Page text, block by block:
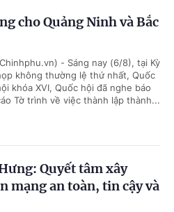
cho Quảng Ninh và Bắc
- Sáng nay (6/8), tại Kỳ
không thường lệ thứ nhất, Quốc
khóa XVI, Quốc hội đã nghe báo
Tờ trình về việc thành lập thành...
Quyết tâm xây
mạng an toàn, tin cậy và